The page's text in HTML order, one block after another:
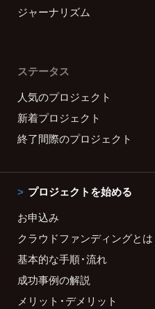
ジャーナリズム
ステータス
人気のプロジェクト
新着プロジェクト
終了間際のプロジェクト
プロジェクトを始める
お申込み
クラウドファンディングとは
基本的な手順・流れ
成功事例の解説
メリット・デメリット